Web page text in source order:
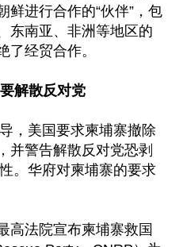
鲜进行合作的“伙伴”，包
东南亚、非洲等地区的
了经贸合作。
解散反对党
，美国要求柬埔寨撤除
并警告解散反对党恐剥
。华府对柬埔寨的要求
高法院宣布柬埔寨救国